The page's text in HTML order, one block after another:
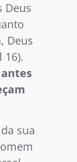
Deus
Deus
16).
sua